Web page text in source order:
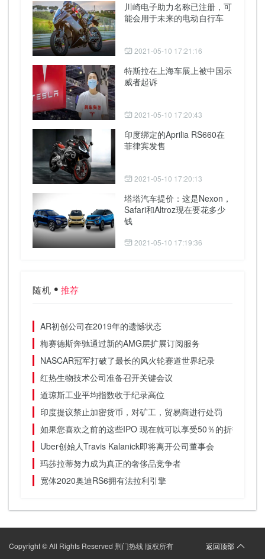
川崎电子助力名称已注册，可
能会用于未来的电动自行车
2021-05-10 17:21:16
特斯拉在上海车展上被中国示
威者起诉
2021-05-10 17:20:43
印度绑定的Aprilia RS660在
菲律宾发售
2021-05-10 17:20:13
塔塔汽车提价：这是Nexon，
Safari和Altroz现在要花多少
钱
2021-05-10 17:19:36
随机 推荐
AR初创公司在2019年的遗憾状态
梅赛德斯奔驰通过新的AMG层扩展订阅服务
NASCAR冠军打破了最长的风火轮赛道世界纪录
红热生物技术公司准备召开关键会议
道琼斯工业平均指数收于纪录高位
印度提议禁止加密货币，对矿工，贸易商进行处罚
如果您喜欢之前的这些IPO 现在就可以享受50％的折扣
Uber创始人Travis Kalanick即将离开公司董事会
玛莎拉蒂努力成为真正的奢侈品竞争者
宽体2020奥迪RS6拥有法拉利引擎
Copyright © All Rights Reserved 荆门热线 版权所有 返回顶部